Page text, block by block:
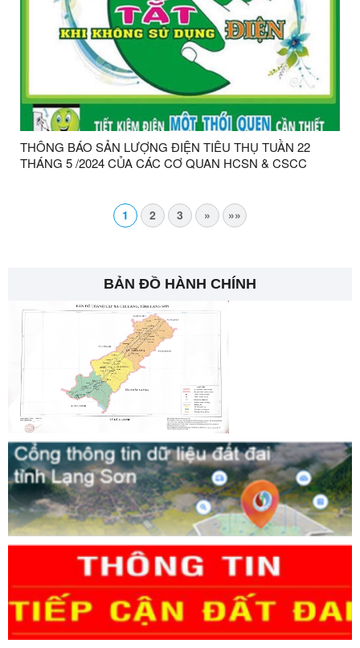
THÔNG BÁO SẢN LƯỢNG ĐIỆN TIÊU THỤ TUẦN 22
THÁNG 5 /2024 CỦA CÁC CƠ QUAN HCSN & CSCC
1 2 3 » »»
BẢN ĐỒ HÀNH CHÍNH